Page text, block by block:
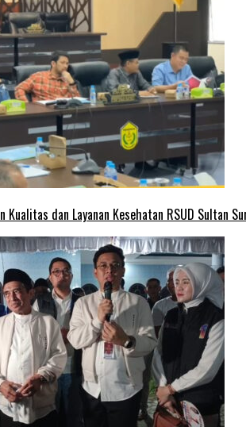
Kualitas dan Layanan Kesehatan RSUD Sultan